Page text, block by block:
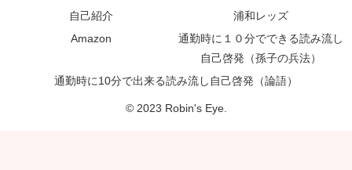
自己紹介
浦和レッズ
Amazon
通勤時に１０分でできる読み流し
自己啓発（孫子の兵法）
通勤時に10分で出来る読み流し自己啓発（論語）
© 2023 Robin's Eye.